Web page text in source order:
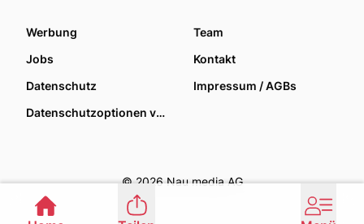
Werbung
Team
Jobs
Kontakt
Datenschutz
Impressum / AGBs
Datenschutzoptionen verwalten
© 2026 Nau media AG